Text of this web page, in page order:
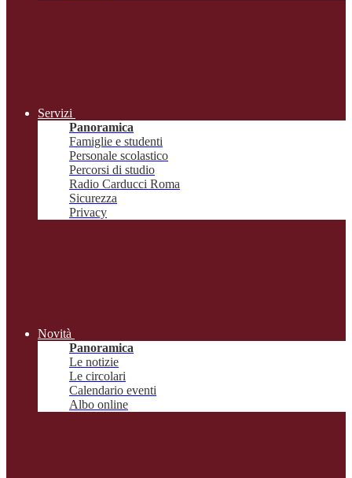
Servizi
Panoramica
Famiglie e studenti
Personale scolastico
Percorsi di studio
Radio Carducci Roma
Sicurezza
Privacy
Novità
Panoramica
Le notizie
Le circolari
Calendario eventi
Albo online